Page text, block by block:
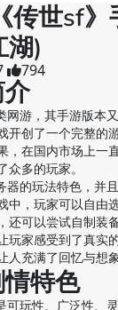
传世sf》
湖)
794
网游，其手游版本
开创了一个完整的
，在国内市场上一
多的玩家。
器的玩法特色，并
中，玩家可以自由
还可以尝试自制装
玩家感受到了真实
充满了回忆与想象
特色
可玩性、广泛性、